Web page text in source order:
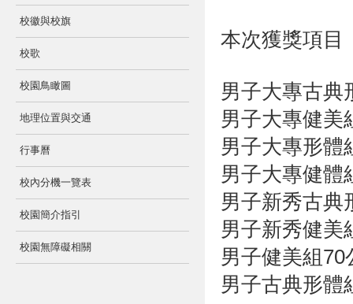
校徽與校旗
校歌
校園鳥瞰圖
地理位置與交通
行事曆
校內分機一覽表
校園簡介指引
校園無障礙相關
本次獲獎項目
男子大專古典
男子大專健美
男子大專形體
男子大專健體
男子新秀古典
男子新秀健美
男子健美組
男子古典形體